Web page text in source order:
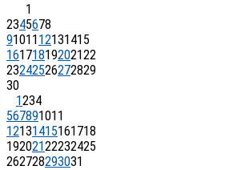
1
2345678
9101112131415
16171819202122
23242526272829
30
1234
567891011
12131415161718
19202122232425
262728293031